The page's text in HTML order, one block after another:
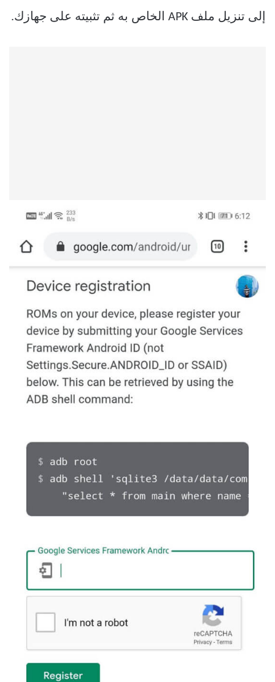
إلى تنزيل ملف APK الخاص به ثم تثبيته على جهازك.